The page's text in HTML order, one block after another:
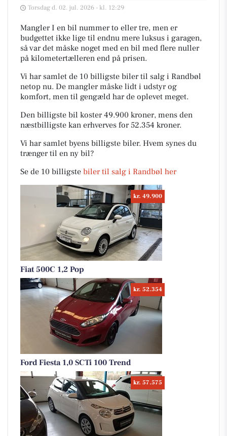
Torsdag d. 02. jul. 2026 - kl. 12:29
Mangler I en bil nummer to eller tre, men er
budgettet ikke lige til endnu mere luksus i garagen,
så var det måske noget med en bil med flere nuller
på kilometertælleren end på prisen.
Vi har samlet de 10 billigste biler til salg i Randbøl
netop nu. De mangler måske lidt i udstyr og
komfort, men til gengæld har de oplevet meget.
Den billigste bil koster 49.900 kroner, mens den
næstbilligste kan erhverves for 52.354 kroner.
Vi har samlet byens billigste biler. Hvem synes du
trænger til en ny bil?
Se de 10 billigste biler til salg i Randbøl her
kr. 49.900
Fiat 500C 1,2 Pop
kr. 52.354
Ford Fiesta 1,0 SCTi 100 Trend
kr. 57.575